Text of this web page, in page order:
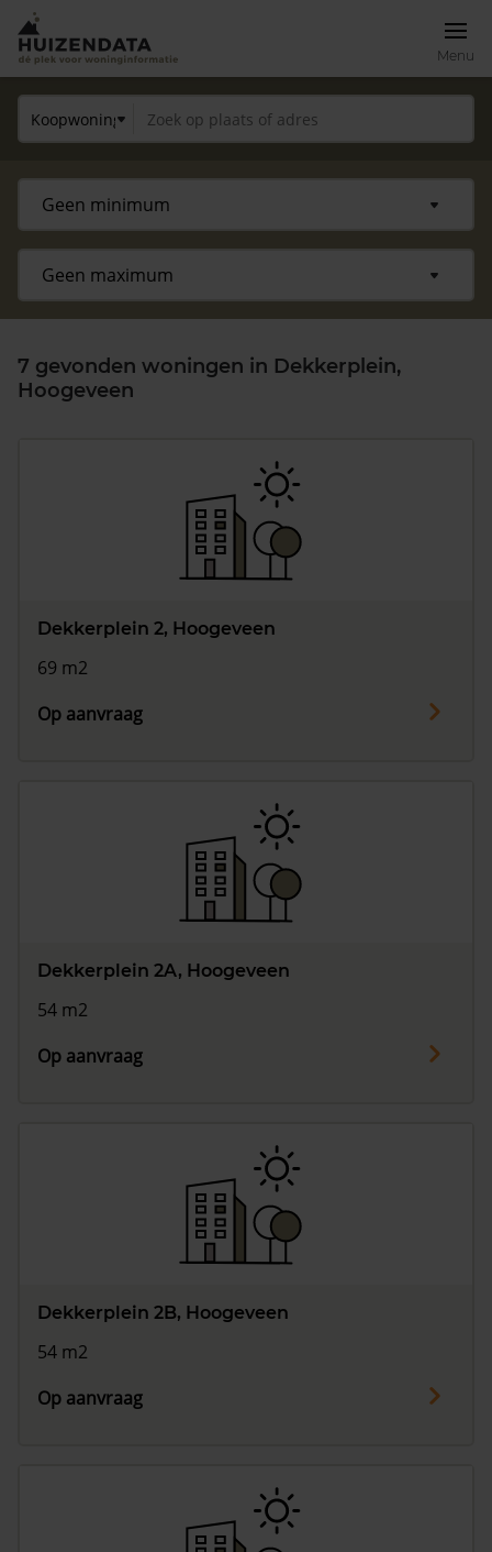
Menu
Vragen? Neem contact met ons op
088 220 4200
7 gevonden woningen in Dekkerplein,
Hoogeveen
Dekkerplein 2, Hoogeveen
69 m2
Op aanvraag
Dekkerplein 2A, Hoogeveen
54 m2
Op aanvraag
Dekkerplein 2B, Hoogeveen
54 m2
Op aanvraag